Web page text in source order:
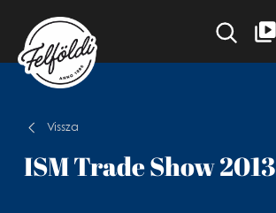
Vissza
ISM Trade Show 2013